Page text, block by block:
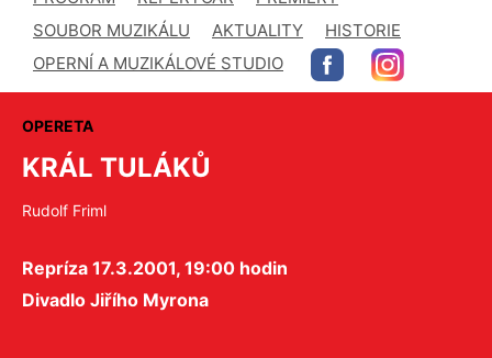
SOUBOR MUZIKÁLU
AKTUALITY
HISTORIE
OPERNÍ A MUZIKÁLOVÉ STUDIO
OPERETA
KRÁL TULÁKŮ
Rudolf Friml
Repríza 17.3.2001, 19:00 hodin
Divadlo Jiřího Myrona